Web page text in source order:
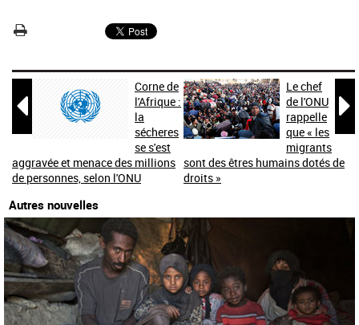

Corne de
l'Afrique :
la
sécheres
se s'est
aggravée et menace des millions
de personnes, selon l'ONU

Le chef
de l'ONU
rappelle
que « les
migrants
sont des êtres humains dotés de
droits »
Autres nouvelles